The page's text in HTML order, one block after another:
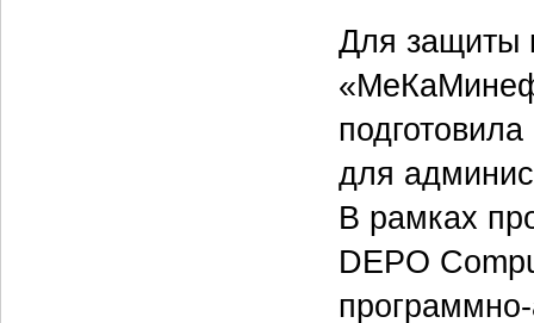
Для защиты
для
В рамках
DEPO